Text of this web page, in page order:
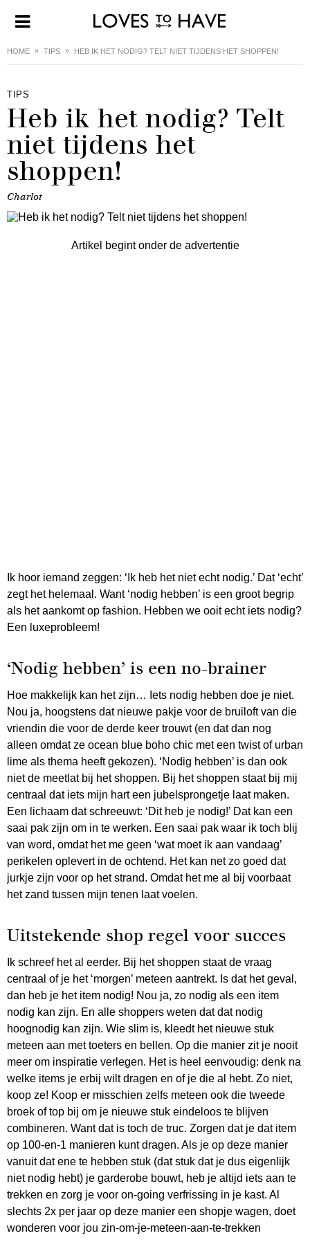
HOME TIPS HEB IK HET NODIG? TELT NIET TIJDENS HET SHOPPEN!
TIPS
Heb ik het nodig? Telt
niet tijdens het
shoppen!
Charlot
Artikel begint onder de advertentie
Ik hoor iemand zeggen: ‘Ik heb het niet echt nodig.’ Dat ‘echt’
zegt het helemaal. Want ‘nodig hebben’ is een groot begrip
als het aankomt op fashion. Hebben we ooit echt iets nodig?
Een luxeprobleem!
‘Nodig hebben’ is een no-brainer
Hoe makkelijk kan het zijn… Iets nodig hebben doe je niet.
Nou ja, hoogstens dat nieuwe pakje voor de bruiloft van die
vriendin die voor de derde keer trouwt (en dat dan nog
alleen omdat ze ocean blue boho chic met een twist of urban
lime als thema heeft gekozen). ‘Nodig hebben’ is dan ook
niet de meetlat bij het shoppen. Bij het shoppen staat bij mij
centraal dat iets mijn hart een jubelsprongetje laat maken.
Een lichaam dat schreeuwt: ‘Dit heb je nodig!’ Dat kan een
saai pak zijn om in te werken. Een saai pak waar ik toch blij
van word, omdat het me geen ‘wat moet ik aan vandaag’
perikelen oplevert in de ochtend. Het kan net zo goed dat
jurkje zijn voor op het strand. Omdat het me al bij voorbaat
het zand tussen mijn tenen laat voelen.
Uitstekende shop regel voor succes
Ik schreef het al eerder. Bij het shoppen staat de vraag
centraal of je het ‘morgen’ meteen aantrekt. Is dat het geval,
dan heb je het item nodig! Nou ja, zo nodig als een item
nodig kan zijn. En alle shoppers weten dat dat nodig
hoognodig kan zijn. Wie slim is, kleedt het nieuwe stuk
meteen aan met toeters en bellen. Op die manier zit je nooit
meer om inspiratie verlegen. Het is heel eenvoudig: denk na
welke items je erbij wilt dragen en of je die al hebt. Zo niet,
koop ze! Koop er misschien zelfs meteen ook die tweede
broek of top bij om je nieuwe stuk eindeloos te blijven
combineren. Want dat is toch de truc. Zorgen dat je dat item
op 100-en-1 manieren kunt dragen. Als je op deze manier
vanuit dat ene te hebben stuk (dat stuk dat je dus eigenlijk
niet nodig hebt) je garderobe bouwt, heb je altijd iets aan te
trekken en zorg je voor on-going verfrissing in je kast. Al
slechts 2x per jaar op deze manier een shopje wagen, doet
wonderen voor jou zin-om-je-meteen-aan-te-trekken